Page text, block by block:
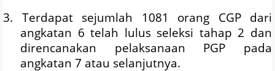
3. Terdapat sejumlah 1081 orang CGP dari
angkatan 6 telah lulus seleksi tahap 2 dan
direncanakan pelaksanaan PGP pada
angkatan 7 atau selanjutnya.